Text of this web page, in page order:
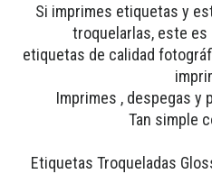
Si imprimes etiquetas y
troquelarlas, este
etiquetas de calidad
Imprimes , despegas y
Tan simple
Etiquetas Troqueladas